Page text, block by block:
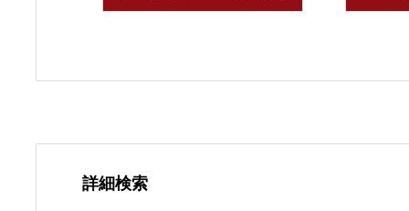
詳細検索